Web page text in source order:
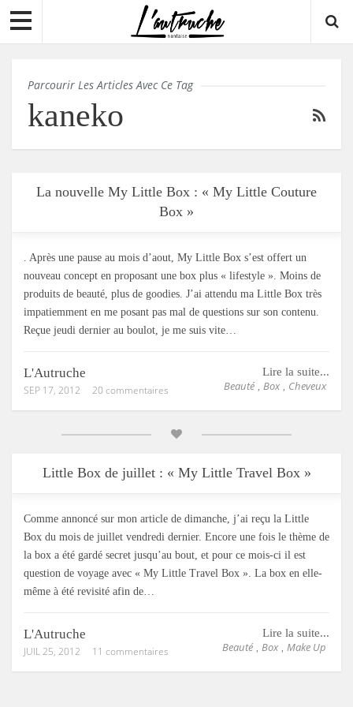
Parcourir Les Articles Avec Ce Tag
kaneko
La nouvelle My Little Box : « My Little Couture
Box »
. Après une pause au mois d’aout, My Little Box s’est offert un
nouveau concept en proposant une box plus « lifestyle ». Moins de
produits de beauté, plus de goodies. J’ai attendu ma Little Box très
impatiemment en me posant pas mal de questions sur son contenu.
Reçue jeudi dernier au boulot, je me suis vite…
Lire la suite...
Beauté Box Cheveux
L'Autruche
SEP 17, 2012 20 commentaires
Little Box de juillet : « My Little Travel Box »
Comme annoncé sur mon article de dimanche, j’ai reçu la Little
Box du mois de juillet vendredi dernier. Encore une fois le thème de
la box a été gardé secret jusqu’au bout, et pour ce mois-ci il est
question de voyage avec « My Little Travel Box ». La box en elle-
même à été revisité afin de…
Lire la suite...
Beauté Box Make Up
L'Autruche
JUIL 25, 2012 11 commentaires